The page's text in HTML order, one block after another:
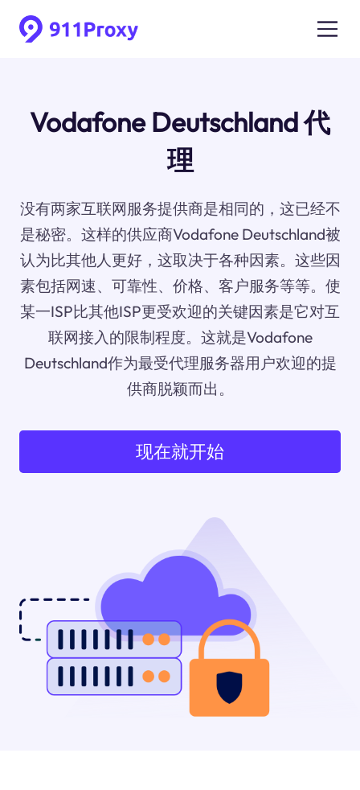
Vodafone Deutschland 代
理
没有两家互联网服务提供商是相同的，这已经不
是秘密。这样的供应商Vodafone Deutschland被
认为比其他人更好，这取决于各种因素。这些因
素包括网速、可靠性、价格、客户服务等等。使
某一ISP比其他ISP更受欢迎的关键因素是它对互
联网接入的限制程度。这就是Vodafone
Deutschland作为最受代理服务器用户欢迎的提
供商脱颖而出。
现在就开始